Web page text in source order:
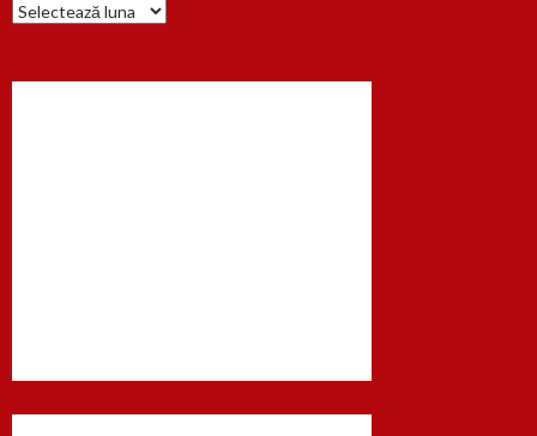
Arhiva